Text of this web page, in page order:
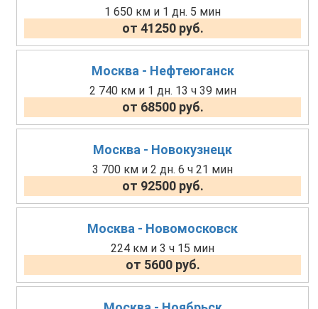
1 650 км и 1 дн. 5 мин
от 41250 руб.
Москва - Нефтеюганск
2 740 км и 1 дн. 13 ч 39 мин
от 68500 руб.
Москва - Новокузнецк
3 700 км и 2 дн. 6 ч 21 мин
от 92500 руб.
Москва - Новомосковск
224 км и 3 ч 15 мин
от 5600 руб.